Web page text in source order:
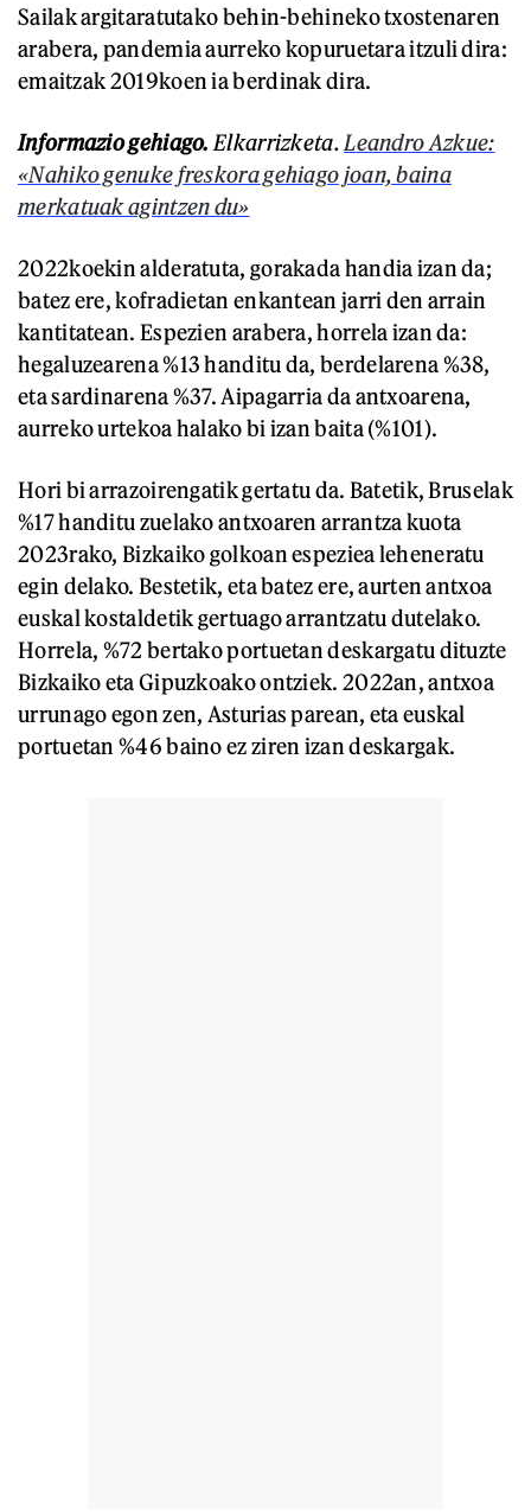
Sailak argitaratutako behin-behineko txostenaren
arabera, pandemia aurreko kopuruetara itzuli dira:
emaitzak 2019koen ia berdinak dira.
Informazio gehiago. Elkarrizketa. Leandro Azkue:
«Nahiko genuke freskora gehiago joan, baina
merkatuak agintzen du»
2022koekin alderatuta, gorakada handia izan da;
batez ere, kofradietan enkantean jarri den arrain
kantitatean. Espezien arabera, horrela izan da:
hegaluzearena %13 handitu da, berdelarena %38,
eta sardinarena %37. Aipagarria da antxoarena,
aurreko urtekoa halako bi izan baita (%101).
Hori bi arrazoirengatik gertatu da. Batetik, Bruselak
%17 handitu zuelako antxoaren arrantza kuota
2023rako, Bizkaiko golkoan espeziea leheneratu
egin delako. Bestetik, eta batez ere, aurten antxoa
euskal kostaldetik gertuago arrantzatu dutelako.
Horrela, %72 bertako portuetan deskargatu dituzte
Bizkaiko eta Gipuzkoako ontziek. 2022an, antxoa
urrunago egon zen, Asturias parean, eta euskal
portuetan %46 baino ez ziren izan deskargak.